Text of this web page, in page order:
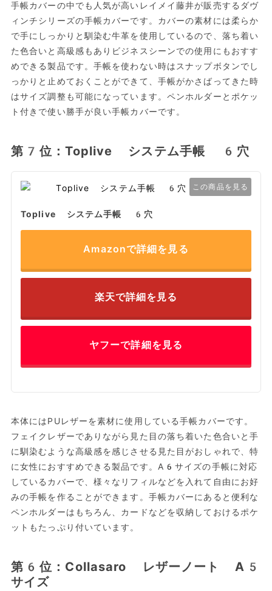
手帳カバーの中でも人気が高いレイメイ藤井が販売するダヴ
ィンチシリーズの手帳カバーです。カバーの素材には柔らか
で手にしっかりと馴染む牛革を使用しているので、落ち着い
た色合いと高級感もありビジネスシーンでの使用にもおすす
めできる製品です。手帳を使わない時はスナップボタンでし
っかりと止めておくことができて、手帳がかさばってきた時
はサイズ調整も可能になっています。ペンホルダーとポケッ
ト付きで使い勝手が良い手帳カバーです。
第7位：Toplive システム手帳 6穴
この商品を見る
Toplive システム手帳 6穴
Amazonで詳細を見る
楽天で詳細を見る
ヤフーで詳細を見る
本体にはPUレザーを素材に使用している手帳カバーです。
フェイクレザーでありながら見た目の落ち着いた色合いと手
に馴染むような高級感を感じさせる見た目がおしゃれで、特
に女性におすすめできる製品です。A6サイズの手帳に対応
しているカバーで、様々なリフィルなどを入れて自由にお好
みの手帳を作ることができます。手帳カバーにあると便利な
ペンホルダーはもちろん、カードなどを収納しておけるポケ
ットもたっぷり付いています。
第6位：Collasaro レザーノート A5
サイズ